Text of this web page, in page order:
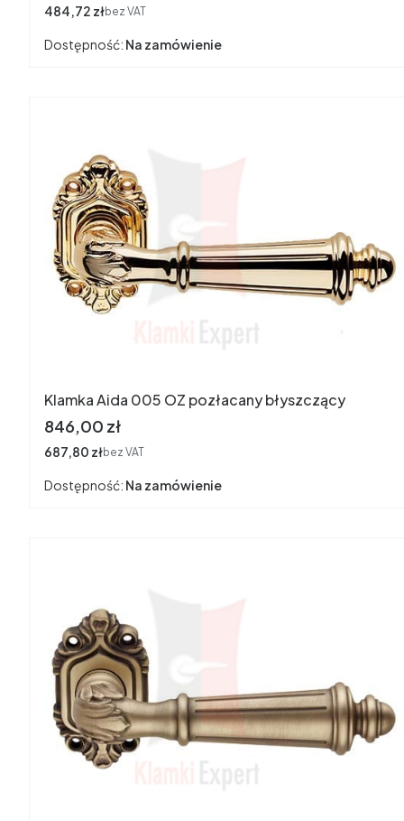
Cena
484,72 złbez VAT
Dostępność: Na zamówienie
Klamka Aida 005 OZ pozłacany błyszczący
Cena
846,00 zł
Cena
687,80 złbez VAT
Dostępność: Na zamówienie